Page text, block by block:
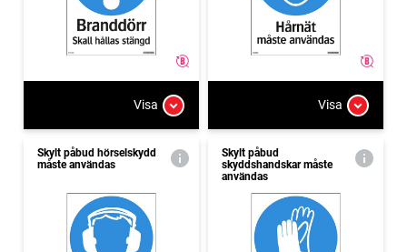
Visa Visa
Skylt påbud hörselskydd
måste användas
Skylt påbud
skyddshandskar måste
användas